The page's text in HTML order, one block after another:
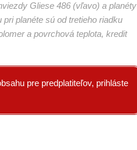
Gliese 486 (vľavo) a planéty
planéte sú od tretieho riadku
a povrchová teplota, kredit
pre predplatiteľov, prihláste